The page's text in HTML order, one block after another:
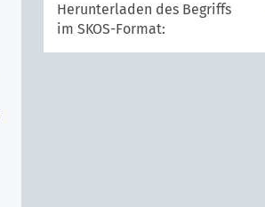
Herunterladen des Begriffs
im SKOS-Format: